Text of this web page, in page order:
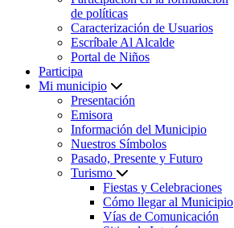
de políticas
Caracterización de Usuarios
Escríbale Al Alcalde
Portal de Niños
Participa
Mi municipio
Presentación
Emisora
Información del Municipio
Nuestros Símbolos
Pasado, Presente y Futuro
Turismo
Fiestas y Celebraciones
Cómo llegar al Municipio
Vías de Comunicación